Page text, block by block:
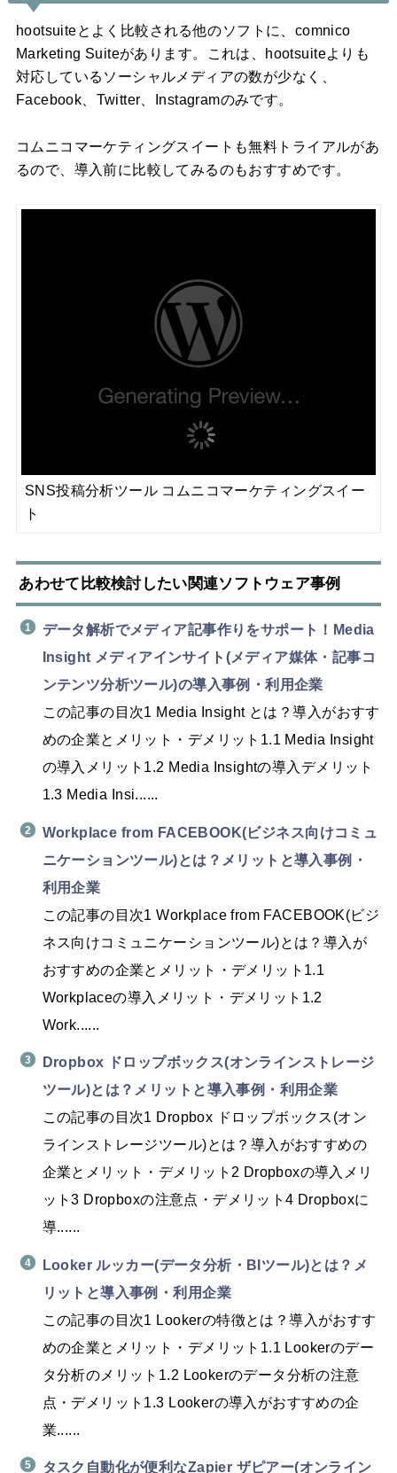
hootsuiteとよく比較される他のソフトに、comnico
Marketing Suiteがあります。これは、hootsuiteよりも
対応しているソーシャルメディアの数が少なく、
Facebook、Twitter、Instagramのみです。
コムニコマーケティングスイートも無料トライアルがあ
るので、導入前に比較してみるのもおすすめです。
SNS投稿分析ツール コムニコマーケティングスイー
ト
あわせて比較検討したい関連ソフトウェア事例
データ解析でメディア記事作りをサポート！Media
Insight メディアインサイト(メディア媒体・記事コ
ンテンツ分析ツール)の導入事例・利用企業
この記事の目次1 Media Insight とは？導入がおすす
めの企業とメリット・デメリット1.1 Media Insight
の導入メリット1.2 Media Insightの導入デメリット
1.3 Media Insi......
Workplace from FACEBOOK(ビジネス向けコミュ
ニケーションツール)とは？メリットと導入事例・
利用企業
この記事の目次1 Workplace from FACEBOOK(ビジ
ネス向けコミュニケーションツール)とは？導入が
おすすめの企業とメリット・デメリット1.1
Workplaceの導入メリット・デメリット1.2
Work......
Dropbox ドロップボックス(オンラインストレージ
ツール)とは？メリットと導入事例・利用企業
この記事の目次1 Dropbox ドロップボックス(オン
ラインストレージツール)とは？導入がおすすめの
企業とメリット・デメリット2 Dropboxの導入メリ
ット3 Dropboxの注意点・デメリット4 Dropboxに
導......
Looker ルッカー(データ分析・BIツール)とは？メ
リットと導入事例・利用企業
この記事の目次1 Lookerの特徴とは？導入がおすす
めの企業とメリット・デメリット1.1 Lookerのデー
タ分析のメリット1.2 Lookerのデータ分析の注意
点・デメリット1.3 Lookerの導入がおすすめの企
業......
タスク自動化が便利なZapier ザピアー(オンライン